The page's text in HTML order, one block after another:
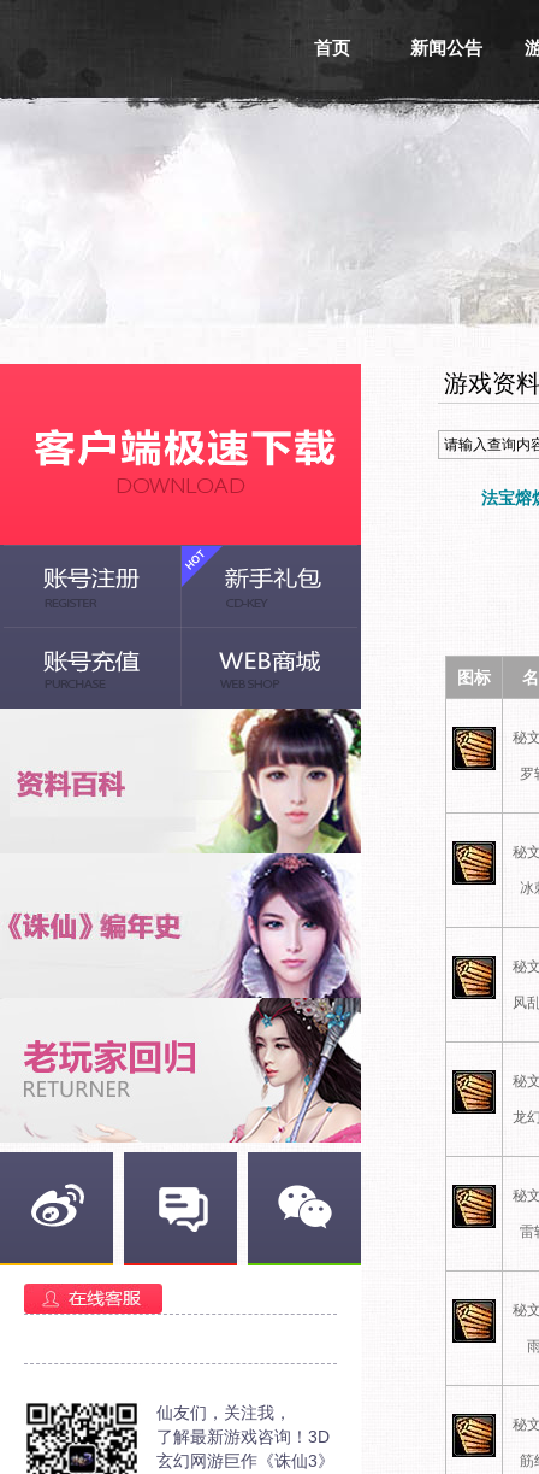
首页 新闻公告
游戏新闻
活动信息
仙友们，关注我，
了解最新游戏咨询！3D
玄幻网游巨作《诛仙3》
游戏资料
法宝熔
图标
秘
罗
秘
冰
秘
风
秘
龙
秘
雷
秘
秘
筋